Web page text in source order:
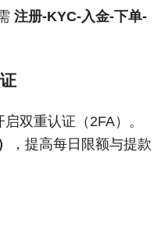
注册-KYC-入金-下单-
双重认证（2FA）。
，提高每日限额与提款